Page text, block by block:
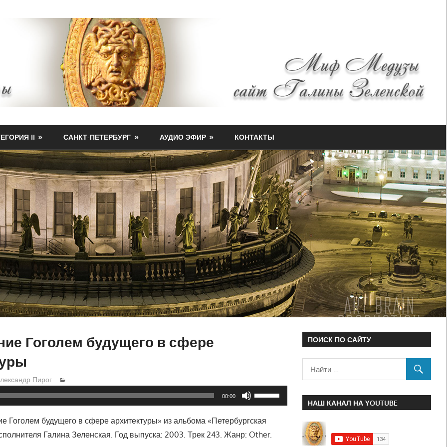
II САНКТ-ПЕТЕРБУРГ АУДИО ЭФИР КОНТАКТЫ
Гоголем будущего в сфере
Пирог
00:00
Используйте
клавиши
вверх/
вниз,
Гоголем будущего в сфере архитектуры» из альбома «Петербургская
Галина Зеленская. Год выпуска: 2003. Трек 243. Жанр: Other.
ПОИСК ПО САЙТУ
НАШ КАНАЛ НА YOUTUBE